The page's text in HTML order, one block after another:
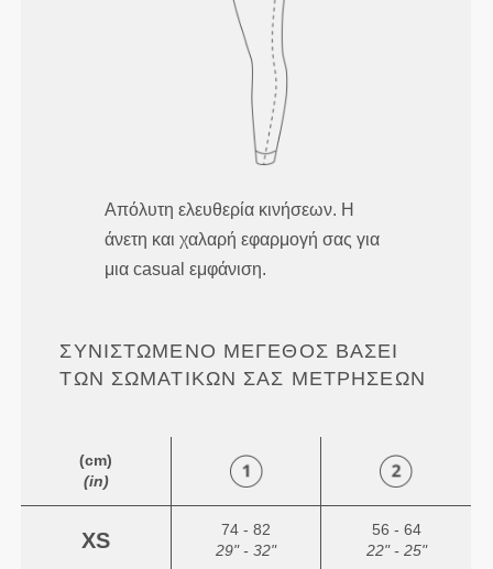
Απόλυτη ελευθερία κινήσεων. Η
άνετη και χαλαρή εφαρμογή σας για
μια casual εμφάνιση.
ΣΥΝΙΣΤΏΜΕΝΟ ΜΈΓΕΘΟΣ ΒΆΣΕΙ
ΤΩΝ ΣΩΜΑΤΙΚΏΝ ΣΑΣ ΜΕΤΡΉΣΕΩΝ
(cm)
(in)
XS
74 - 82
29" - 32"
56 - 64
22" - 25"